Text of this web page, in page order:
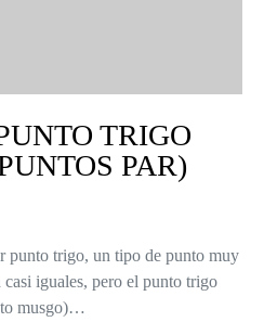
TRIGO
PAR)
punto trigo, un tipo de punto muy
iguales, pero el punto trigo
musgo)…